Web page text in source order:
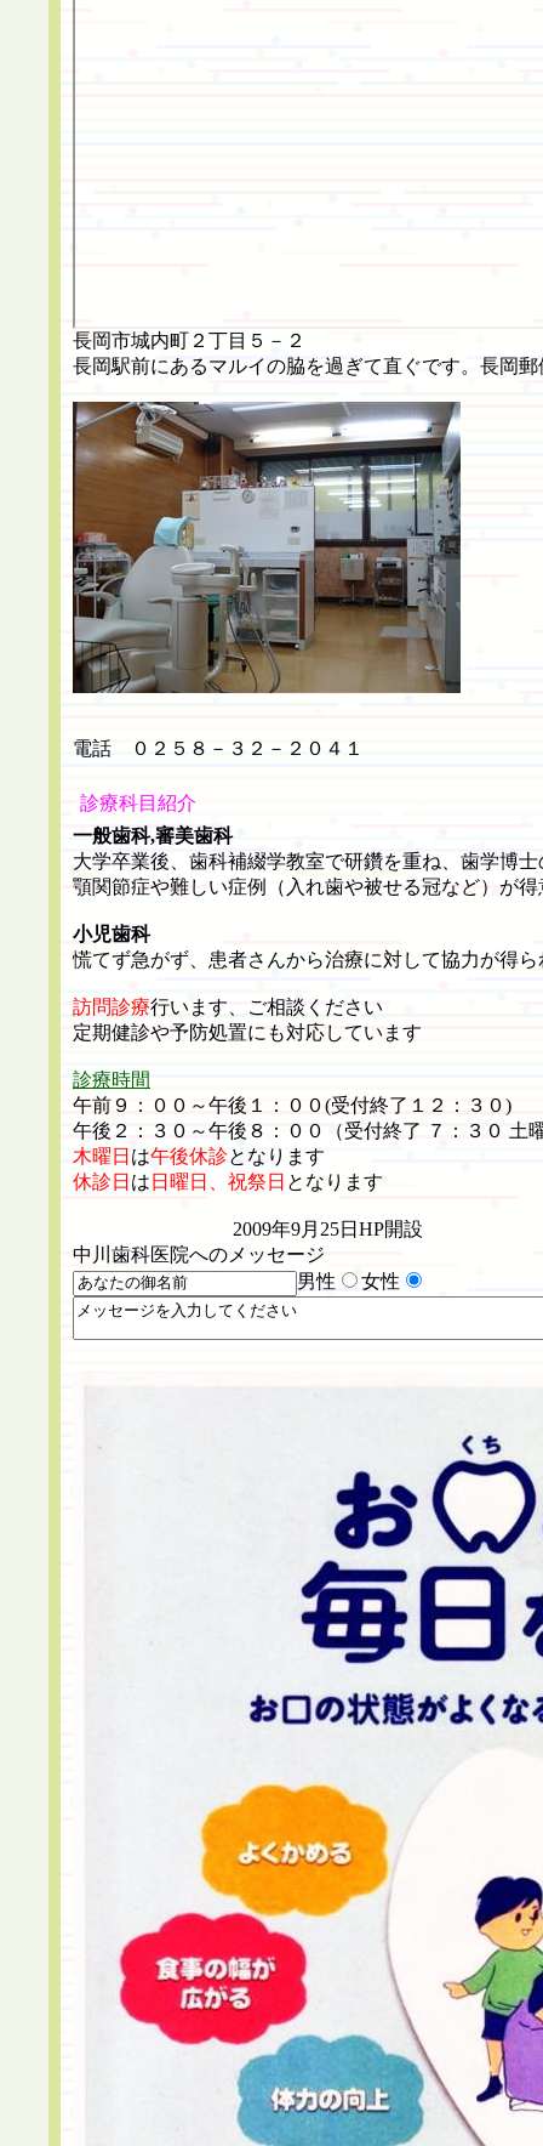
長岡市城内町２丁目５－２
長岡駅前にあるマルイの脇を過ぎて直ぐです。長岡
電話 ０２５８－３２－２０４１
診療科目紹介
一般歯科,審美歯科
大学卒業後、歯科補綴学教室で研鑽を重ね、歯学博
顎関節症や難しい症例（入れ歯や被せる冠など）が得
小児歯科
慌てず急がず、患者さんから治療に対して協力が得
訪問診療行います、ご相談ください
定期健診や予防処置にも対応しています
診療時間
午前９：００～午後１：００(受付終了１２：３０)
午後２：３０～午後８：００（受付終了 ７：３０ 土
木曜日 は午後休診となります
休診日 は 日曜日、祝祭日 となります
2009年9月25日HP開設
中川歯科医院へのメッセージ
男性
女性